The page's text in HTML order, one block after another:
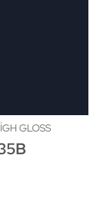
GLOSS